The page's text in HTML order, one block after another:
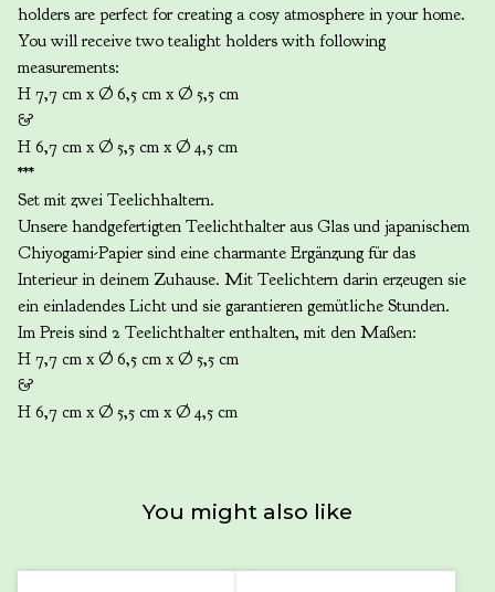
holders are perfect for creating a cosy atmosphere in your home.
You will receive two tealight holders with following
measurements:
H 7,7 cm x Ø 6,5 cm x Ø 5,5 cm
&
H 6,7 cm x Ø 5,5 cm x Ø 4,5 cm
***
Set mit zwei Teelichhaltern.
Unsere handgefertigten Teelichthalter aus Glas und japanischem
Chiyogami-Papier sind eine charmante Ergänzung für das
Interieur in deinem Zuhause. Mit Teelichtern darin erzeugen sie
ein einladendes Licht und sie garantieren gemütliche Stunden.
Im Preis sind 2 Teelichthalter enthalten, mit den Maßen:
H 7,7 cm x Ø 6,5 cm x Ø 5,5 cm
&
H 6,7 cm x Ø 5,5 cm x Ø 4,5 cm
You might also like